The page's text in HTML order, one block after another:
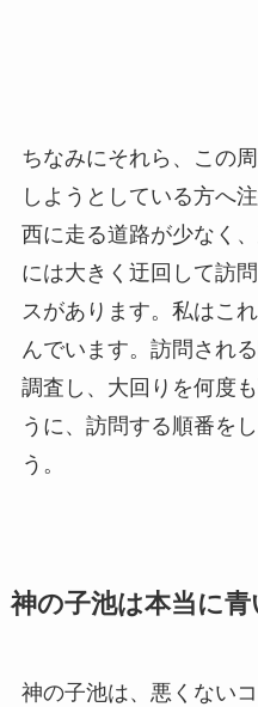
ちなみにそれら、この
しようとしている方へ
西に走る道路が少なく
には大きく迂回して訪
スがあります。私はこれ
んでいます。訪問され
調査し、大回りを何度
うに、訪問する順番を
う。
神の子池は本当に
神の子池は、悪くない